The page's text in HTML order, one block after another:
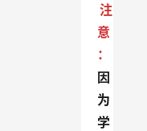
注
意
：
因
为
学